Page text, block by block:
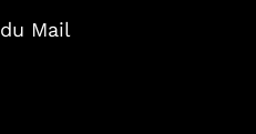
Mail